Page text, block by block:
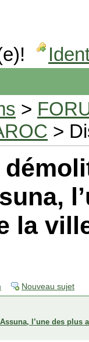
>
>
la
Nouveau sujet
l’une des plus